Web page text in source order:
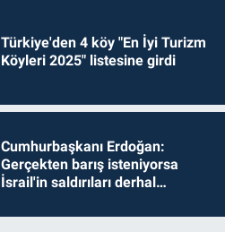
Türkiye'den 4 köy "En İyi Turizm
Köyleri 2025" listesine girdi
Cumhurbaşkanı Erdoğan:
Gerçekten barış isteniyorsa
İsrail'in saldırıları derhal